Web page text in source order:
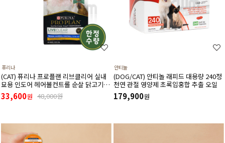
퓨리나
(CAT) 퓨리나 프로플랜 리브클리어 실내
묘용 인도어 헤어볼컨트롤 순살 닭고기
(고양이 알레르기 감소식단)(1.5kg) (유통
기한27년3월)
33,600원 48,000원
안티놀
(DOG/CAT) 안티놀 래피드 대용량 240정
천연 관절 영양제 초록입홍합 추출 오일
179,900원